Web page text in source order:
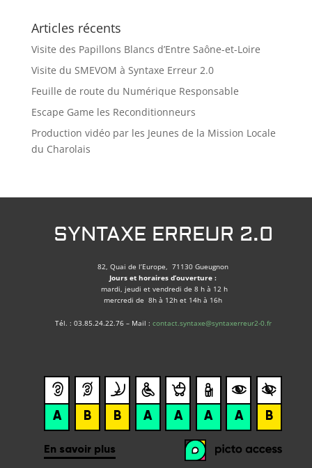
Articles récents
Visite des Papillons Blancs d’Entre Saône-et-Loire
Visite du SMEVOM à Syntaxe Erreur 2.0
Feuille de route du Numérique Responsable
Escape Game les Reconditionneurs
Production vidéo par les Jeunes de la Mission Locale
du Charolais
SYNTAXE ERREUR 2.0
82, Quai de l’Europe, 71130 Gueugnon
Jours et horaires d’ouverture :
mardi, jeudi et vendredi de 8 h à 12 h
mercredi de 8h à 12h et 14h à 16h
Tél. : 03.85.24.22.76 – Mail : contact.syntaxe@syntaxerreur2-0.fr